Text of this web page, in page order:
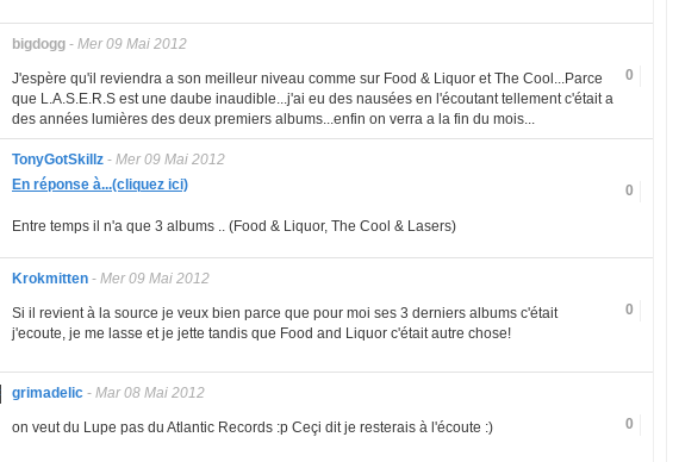
bigdogg - Mer 09 Mai 2012
0
J'espère qu'il reviendra a son meilleur niveau comme sur Food & Liquor et The Cool...Parce
que L.A.S.E.R.S est une daube inaudible...j'ai eu des nausées en l'écoutant tellement c'était a
des années lumières des deux premiers albums...enfin on verra a la fin du mois...
TonyGotSkillz - Mer 09 Mai 2012
0
En réponse à...(cliquez ici)
Entre temps il n'a que 3 albums .. (Food & Liquor, The Cool & Lasers)
Krokmitten - Mer 09 Mai 2012
0
Si il revient à la source je veux bien parce que pour moi ses 3 derniers albums c'était
j'ecoute, je me lasse et je jette tandis que Food and Liquor c'était autre chose!
grimadelic - Mar 08 Mai 2012
0
on veut du Lupe pas du Atlantic Records :p Ceçi dit je resterais à l'écoute :)